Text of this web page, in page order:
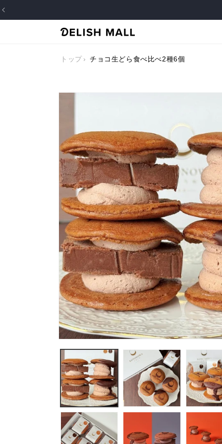
進む
トップ チョコ生どら食べ比べ2種6個
商品情
ー
ダ
ル
で
メ
デ
ィ
ア
(1)
を
開